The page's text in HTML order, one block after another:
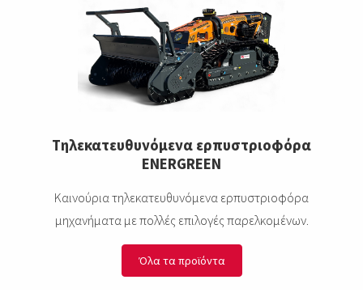
Tηλεκατευθυνόμενα ερπυστριοφόρα
ENERGREEN
Καινούρια τηλεκατευθυνόμενα ερπυστριοφόρα
μηχανήματα με πολλές επιλογές παρελκομένων.
Όλα τα προϊόντα